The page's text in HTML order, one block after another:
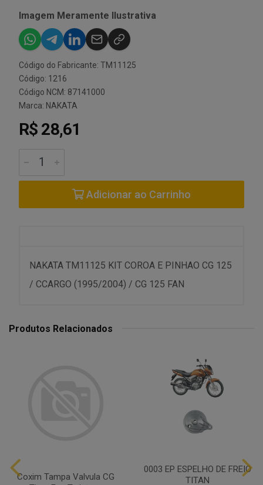
Imagem Meramente Ilustrativa
Código do Fabricante: TM11125
Código: 1216
Código NCM: 87141000
Marca: NAKATA
R$ 28,61
Adicionar ao Carrinho
NAKATA TM11125 KIT COROA E PINHAO CG 125
/ CCARGO (1995/2004) / CG 125 FAN
Produtos Relacionados
Coxim Tampa Valvula CG
0003 EP ESPELHO DE FREIO
TITAN